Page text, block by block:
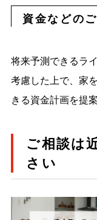
資金などの
将来予測できるラ
考慮した上で、家
きる資金計画を提
ご相談は
さい